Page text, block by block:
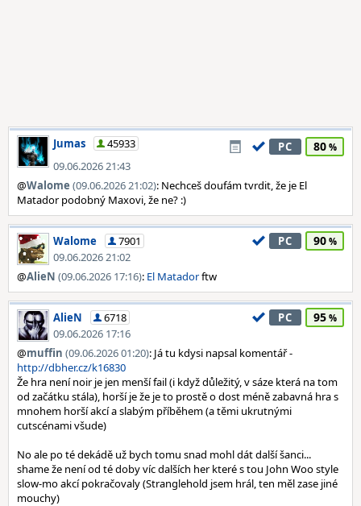
Jumas
45933
09.06.2026 21:43
PC 80
@Walome (09.06.2026 21:02): Nechceš doufám tvrdit, že je El
Matador podobný Maxovi, že ne? :)
Walome
7901
09.06.2026 21:02
PC 90
@AlieN (09.06.2026 17:16): El Matadorftw
AlieN
6718
09.06.2026 17:16
PC 95
@muffin (09.06.2026 01:20): Já tu kdysi napsal komentář -
http://dbher.cz/k16830
Že hra není noir je jen menší fail (i když důležitý, v sáze která na tom
od začátku stála), horší je že je to prostě o dost méně zabavná hra s
mnohem horší akcí a slabým příběhem (a těmi ukrutnými
cutscénami všude)
No ale po té dekádě už bych tomu snad mohl dát další šanci...
shame že není od té doby víc dalších her které s tou John Woo style
slow-mo akcí pokračovaly (Stranglehold jsem hrál, ten měl zase jiné
mouchy)